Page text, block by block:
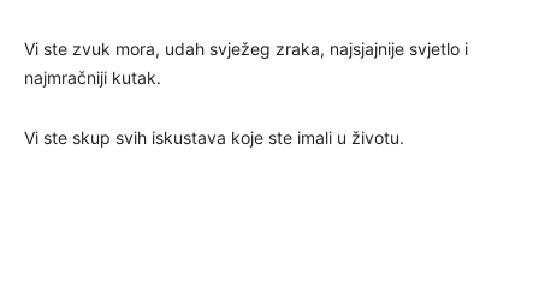
Vi ste zvuk mora, udah svježeg zraka, najsjajnije svjetlo i
najmračniji kutak.
Vi ste skup svih iskustava koje ste imali u životu.